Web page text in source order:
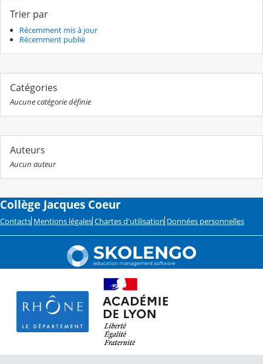
Trier par
Récemment mis à jour
Récemment publié
Catégories
Aucune catégorie définie
Auteurs
Aucun auteur
Collège Jacques Coeur
Contacts Mentions légales Chartes d'utilisation Données personnelles